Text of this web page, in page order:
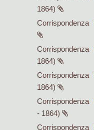
1864)
Corrispondenza
Corrispondenza
1864)
Corrispondenza
1864)
Corrispondenza
- 1864)
Corrispondenza